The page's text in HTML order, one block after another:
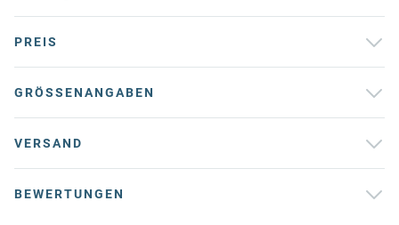
PREIS
GRÖSSENANGABEN
VERSAND
BEWERTUNGEN